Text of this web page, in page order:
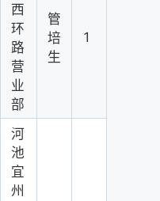
西
环
路
营
业
部
管
培
生
1
河
池
宜
州